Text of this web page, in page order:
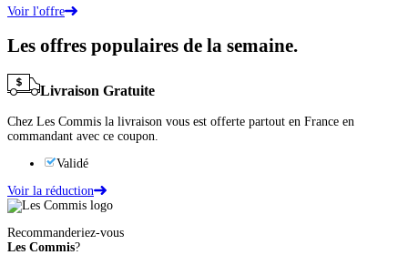
Voir l'offre
Les offres populaires de la semaine.
Livraison Gratuite
Chez Les Commis la livraison vous est offerte partout en France en
commandant avec ce coupon.
Validé
Voir la réduction
Recommanderiez-vous
Les Commis?